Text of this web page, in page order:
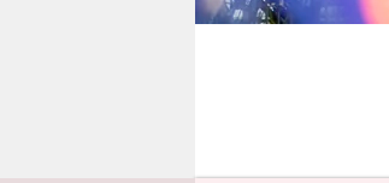
genossenschaft